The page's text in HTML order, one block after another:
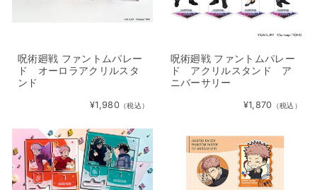
呪術廻戦 ファントムパレー
ド オーロラアクリルスタ
ンド
¥1,980 （税込）
呪術廻戦 ファントムパレー
ド アクリルスタンド ア
ニバーサリー
¥1,870 （税込）